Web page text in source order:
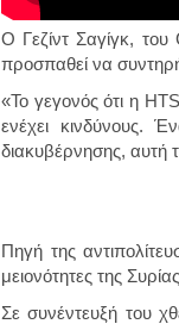
Ο Γεζίντ Σαγίγκ, του
προσπαθεί να
«Το γεγονός ότι η
ενέχει κινδύνους.
διακυβέρνησης, αυτή
Πηγή της
μειονότητες της
Σε συνέντευξή του